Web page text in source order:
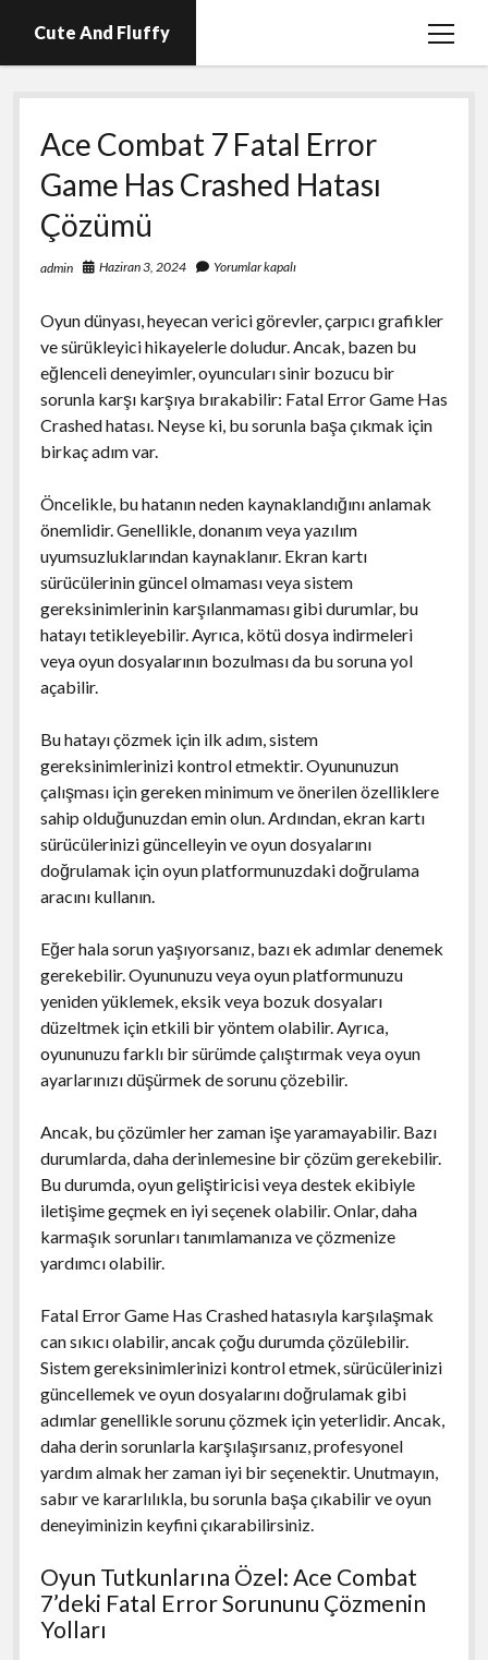
Cute And Fluffy
menüyü
En İyi Telegram Abone Hilesi Ücretsiz
Igtv Beğeni Atma Hilesi Bedava
Igtv Izlenme Arttırma Hilesi Parasız
Instagram Bot Hesap Ne Demek?
Liste
Ace Combat 7 Fatal Error
Game Has Crashed Hatası
Çözümü
admin Haziran 3, 2024 Yorumlar kapalı
Oyun dünyası, heyecan verici görevler, çarpıcı grafikler
ve sürükleyici hikayelerle doludur. Ancak, bazen bu
eğlenceli deneyimler, oyuncuları sinir bozucu bir
sorunla karşı karşıya bırakabilir: Fatal Error Game Has
Crashed hatası. Neyse ki, bu sorunla başa çıkmak için
birkaç adım var.
Öncelikle, bu hatanın neden kaynaklandığını anlamak
önemlidir. Genellikle, donanım veya yazılım
uyumsuzluklarından kaynaklanır. Ekran kartı
sürücülerinin güncel olmaması veya sistem
gereksinimlerinin karşılanmaması gibi durumlar, bu
hatayı tetikleyebilir. Ayrıca, kötü dosya indirmeleri
veya oyun dosyalarının bozulması da bu soruna yol
açabilir.
Bu hatayı çözmek için ilk adım, sistem
gereksinimlerinizi kontrol etmektir. Oyununuzun
çalışması için gereken minimum ve önerilen özelliklere
sahip olduğunuzdan emin olun. Ardından, ekran kartı
sürücülerinizi güncelleyin ve oyun dosyalarını
doğrulamak için oyun platformunuzdaki doğrulama
aracını kullanın.
Eğer hala sorun yaşıyorsanız, bazı ek adımlar denemek
gerekebilir. Oyununuzu veya oyun platformunuzu
yeniden yüklemek, eksik veya bozuk dosyaları
düzeltmek için etkili bir yöntem olabilir. Ayrıca,
oyununuzu farklı bir sürümde çalıştırmak veya oyun
ayarlarınızı düşürmek de sorunu çözebilir.
Ancak, bu çözümler her zaman işe yaramayabilir. Bazı
durumlarda, daha derinlemesine bir çözüm gerekebilir.
Bu durumda, oyun geliştiricisi veya destek ekibiyle
iletişime geçmek en iyi seçenek olabilir. Onlar, daha
karmaşık sorunları tanımlamanıza ve çözmenize
yardımcı olabilir.
Fatal Error Game Has Crashed hatasıyla karşılaşmak
can sıkıcı olabilir, ancak çoğu durumda çözülebilir.
Sistem gereksinimlerinizi kontrol etmek, sürücülerinizi
güncellemek ve oyun dosyalarını doğrulamak gibi
adımlar genellikle sorunu çözmek için yeterlidir. Ancak,
daha derin sorunlarla karşılaşırsanız, profesyonel
yardım almak her zaman iyi bir seçenektir. Unutmayın,
sabır ve kararlılıkla, bu sorunla başa çıkabilir ve oyun
deneyiminizin keyfini çıkarabilirsiniz.
Oyun Tutkunlarına Özel: Ace Combat
7’deki Fatal Error Sorununu Çözmenin
Yolları